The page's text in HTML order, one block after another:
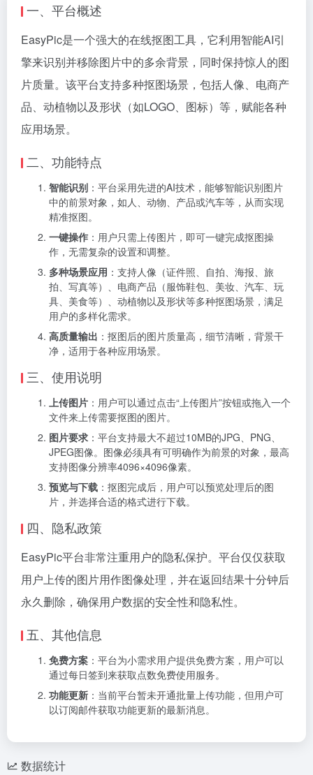
一、平台概述
EasyPic是一个强大的在线抠图工具，它利用智能AI引
擎来识别并移除图片中的多余背景，同时保持惊人的图
片质量。该平台支持多种抠图场景，包括人像、电商产
品、动植物以及形状（如LOGO、图标）等，赋能各种
应用场景。
二、功能特点
智能识别 ：平台采用先进的AI技术，能够智能识别图片
中的前景对象，如人、动物、产品或汽车等，从而实现
精准抠图。
一键操作 ：用户只需上传图片，即可一键完成抠图操
作，无需复杂的设置和调整。
多种场景应用 ：支持人像（证件照、自拍、海报、旅
拍、写真等）、电商产品（服饰鞋包、美妆、汽车、玩
具、美食等）、动植物以及形状等多种抠图场景，满足
用户的多样化需求。
高质量输出 ：抠图后的图片质量高，细节清晰，背景干
净，适用于各种应用场景。
三、使用说明
上传图片 ：用户可以通过点击“上传图片”按钮或拖入一个
文件来上传需要抠图的图片。
图片要求 ：平台支持最大不超过10MB的JPG、PNG、
JPEG图像。图像必须具有可明确作为前景的对象，最高
支持图像分辨率4096×4096像素。
预览与下载 ：抠图完成后，用户可以预览处理后的图
片，并选择合适的格式进行下载。
四、隐私政策
EasyPic平台非常注重用户的隐私保护。平台仅仅获取
用户上传的图片用作图像处理，并在返回结果十分钟后
永久删除，确保用户数据的安全性和隐私性。
五、其他信息
免费方案 ：平台为小需求用户提供免费方案，用户可以
通过每日签到来获取点数免费使用服务。
功能更新 ：当前平台暂未开通批量上传功能，但用户可
以订阅邮件获取功能更新的最新消息。
数据统计